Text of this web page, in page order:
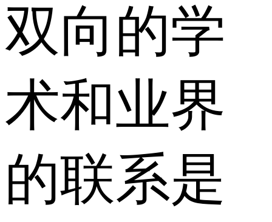
双向的学
术和业界
的联系是